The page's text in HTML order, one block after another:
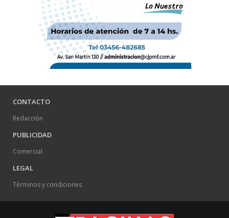
CONTACTO
Redacción
PUBLICIDAD
Comercial
LEGAL
Términos y condiciones